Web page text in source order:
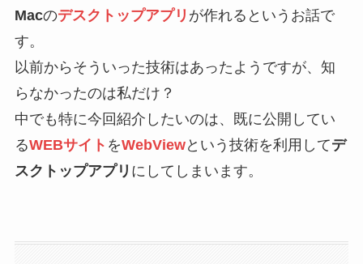
Macのデスクトップアプリ が作れるというお話で
す。
以前からそういった技術はあったようですが、知
らなかったのは私だけ？
中でも特に今回紹介したいのは、既に公開してい
るWEBサイト をWebViewという技術を利用してデ
スクトップアプリ にしてしまいます。